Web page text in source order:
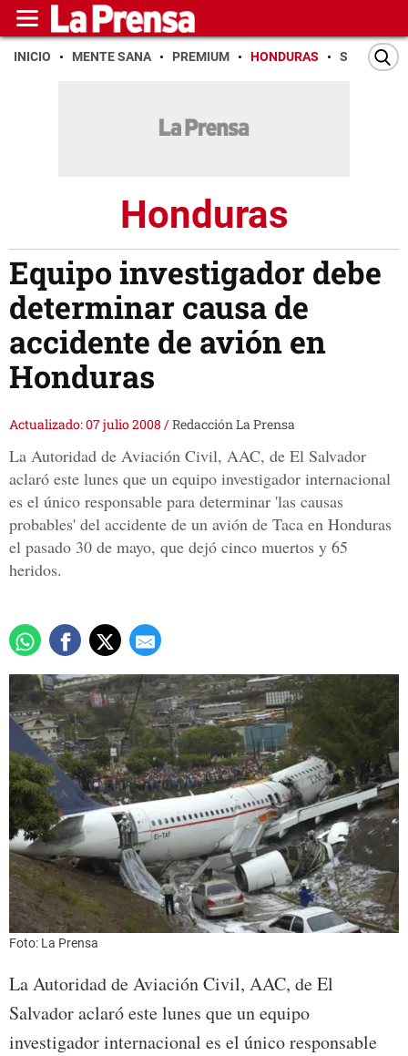
INICIO MENTE SANA PREMIUM HONDURAS SAN PEDRO
Honduras
Equipo investigador debe
determinar causa de
accidente de avión en
Honduras
Actualizado: 07 julio 2008 /Redacción La Prensa
La Autoridad de Aviación Civil, AAC, de El Salvador
aclaró este lunes que un equipo investigador internacional
es el único responsable para determinar 'las causas
probables' del accidente de un avión de Taca en Honduras
el pasado 30 de mayo, que dejó cinco muertos y 65
heridos.
Foto: La Prensa
La Autoridad de Aviación Civil, AAC, de El
Salvador aclaró este lunes que un equipo
investigador internacional es el único responsable